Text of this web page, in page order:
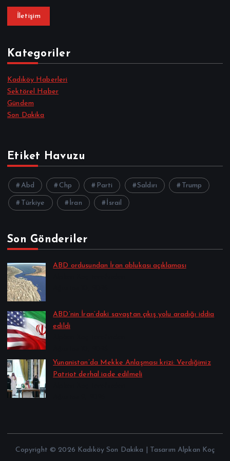
İletişim
Kategoriler
Kadıköy Haberleri
Sektörel Haber
Gündem
Son Dakika
Etiket Havuzu
Abd Chp Parti Saldırı Trump
Türkiye İran İsrail
Son Gönderiler
ABD ordusundan İran ablukası açıklaması
ABD’nin İran’daki savaştan çıkış yolu aradığı iddia
edildi
Yunanistan’da Mekke Anlaşması krizi: Verdiğimiz
Patriot derhal iade edilmeli
Copyright © 2026 Kadıköy Son Dakika | Tasarım Alpkan Koç